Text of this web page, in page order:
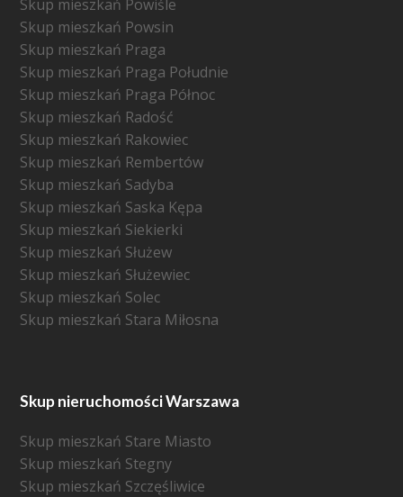
Skup mieszkań Powiśle
Skup mieszkań Powsin
Skup mieszkań Praga
Skup mieszkań Praga Południe
Skup mieszkań Praga Północ
Skup mieszkań Radość
Skup mieszkań Rakowiec
Skup mieszkań Rembertów
Skup mieszkań Sadyba
Skup mieszkań Saska Kępa
Skup mieszkań Siekierki
Skup mieszkań Służew
Skup mieszkań Służewiec
Skup mieszkań Solec
Skup mieszkań Stara Miłosna
Skup nieruchomości Warszawa
Skup mieszkań Stare Miasto
Skup mieszkań Stegny
Skup mieszkań Szczęśliwice